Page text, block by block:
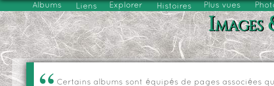
Albums Liens Explorer Histoires Plus vues
Certains albums sont équipés de pages associées